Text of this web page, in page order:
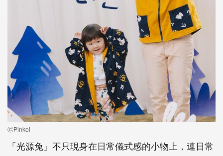
ⓒPinkoi
「光源兔」不只現身在日常儀式感的小物上，連日常